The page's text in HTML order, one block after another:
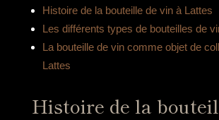
Histoire de la bouteille de vin à Lattes
Les différents types de bouteilles de
La bouteille de vin comme objet de
Lattes
Histoire de la